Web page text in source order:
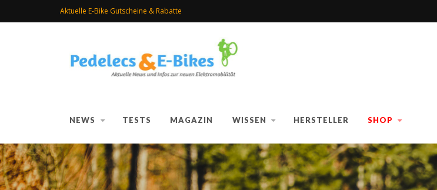
Aktuelle E-Bike Gutscheine & Rabatte
NEWS TESTS MAGAZIN WISSEN HERSTELLER SHOP